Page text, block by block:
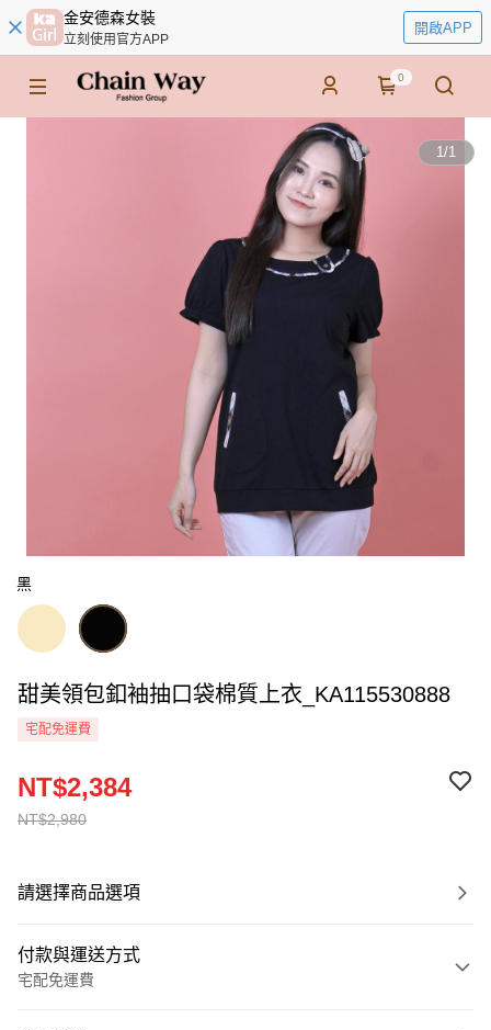
金安德森女裝
立刻使用官方APP
開啟APP
0
1/1
黑
甜美領包釦袖抽口袋棉質上衣_KA115530888
宅配免運費
NT$2,980
NT$2,384
請選擇商品選項
付款與運送方式
宅配免運費